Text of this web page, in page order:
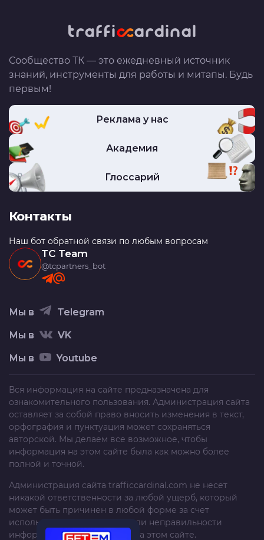
Сообщество ТК — это ежедневный источник
знаний, инструменты для работы и митапы. Будь
первым!
Реклама у нас
Академия
Глоссарий
Контакты
Наш бот обратной связи по любым вопросам
TC Team
@tcpartners_bot
Мы в Telegram
Мы в VK
Мы в Youtube
Вся информация на сайте предназначена для
ознакомительного пользования. Администрация сайта
оставляет за собой право вносить изменения в текст,
орфография и пунктуация может сохраняться
авторской. Мы делаем все возможное, чтобы
информация на этом сайте была как можно более
полной и точной.
Администрация сайта trafficcardinal.com не несет
никакой ответственности за любой ущерб, который
может быть причинен в любой форме за счет
использования, неполноты или неправильности
информации, размещенной на этом сайте.